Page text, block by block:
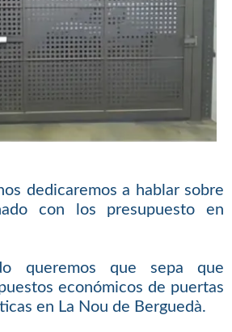
dedicaremos a hablar sobre
con los presupuesto en
queremos que sepa que
económicos de puertas
en La Nou de Berguedà.